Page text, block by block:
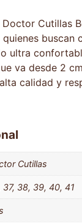
Cutillas
buscan
ultra
va desde 2
calidad y
Cutillas
37, 38, 39, 40, 41